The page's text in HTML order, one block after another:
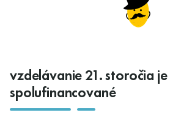
vzdelávanie 21. storočia je
spolufinancované